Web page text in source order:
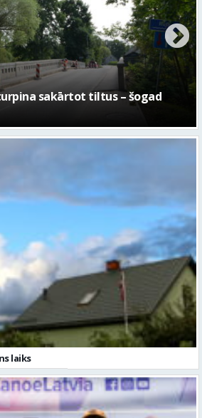
laikmetīgās kultūras centram
laiks